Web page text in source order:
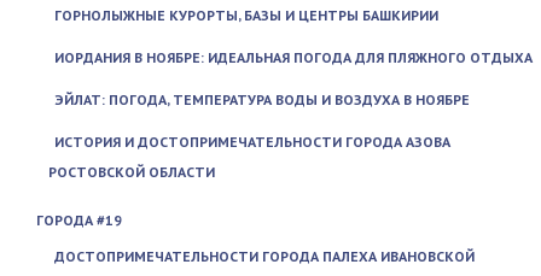
ГОРНОЛЫЖНЫЕ КУРОРТЫ, БАЗЫ И ЦЕНТРЫ БАШКИРИИ
ИОРДАНИЯ В НОЯБРЕ: ИДЕАЛЬНАЯ ПОГОДА ДЛЯ ПЛЯЖНОГО ОТДЫХА
ЭЙЛАТ: ПОГОДА, ТЕМПЕРАТУРА ВОДЫ И ВОЗДУХА В НОЯБРЕ
ИСТОРИЯ И ДОСТОПРИМЕЧАТЕЛЬНОСТИ ГОРОДА АЗОВА
РОСТОВСКОЙ ОБЛАСТИ
ГОРОДА #19
ДОСТОПРИМЕЧАТЕЛЬНОСТИ ГОРОДА ПАЛЕХА ИВАНОВСКОЙ